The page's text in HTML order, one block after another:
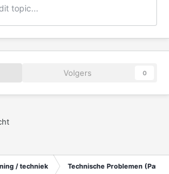
topic...
Volgers 0
/ techniek Technische Problemen